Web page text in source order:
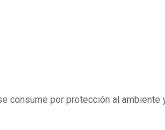
consume por protección al